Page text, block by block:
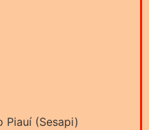
Piauí (Sesapi)